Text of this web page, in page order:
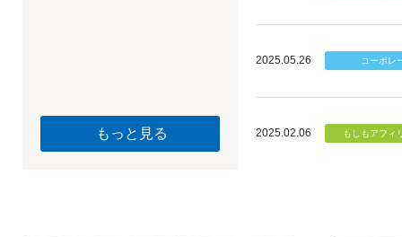
もっと見る
2025.05.26
2025.02.06